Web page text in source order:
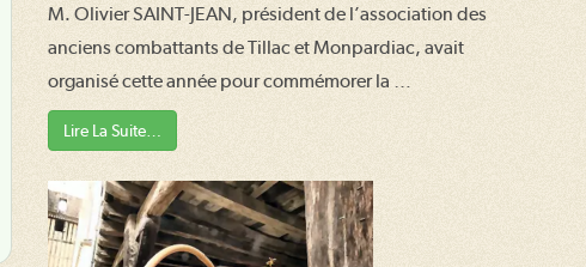
M. Olivier SAINT-JEAN, président de l’association des
anciens combattants de Tillac et Monpardiac, avait
organisé cette année pour commémorer la …
Lire La Suite…